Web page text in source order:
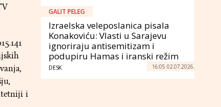
i
GALIT PELEG
Izraelska veleposlanica pisala
Konakoviću: Vlasti u Sarajevu
ignoriraju antisemitizam i
podupiru Hamas i iranski režim
DESK 16:05 02.07.2026.